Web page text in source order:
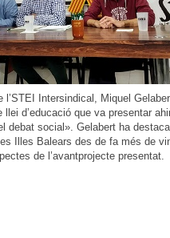
l’STEI Intersindical, Miquel
llei d’educació que va presentar
debat social». Gelabert ha
Illes Balears des de fa més de
de l’avantprojecte presentat.